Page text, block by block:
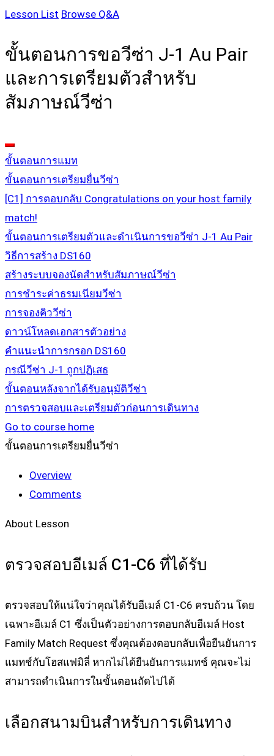
Lesson List Browse Q&A
ขั้นตอนการขอวีซ่า J-1 Au Pair
และการเตรียมตัวสำหรับ
สัมภาษณ์วีซ่า
ขั้นตอนการแมท
ขั้นตอนการเตรียมยื่นวีซ่า
[C1] การตอบกลับ Congratulations on your host family
match!
ขั้นตอนการเตรียมตัวและดำเนินการขอวีซ่า J-1 Au Pair
วิธีการสร้าง DS160
สร้างระบบจองนัดสำหรับสัมภาษณ์วีซ่า
การชำระค่าธรมเนียมวีซ่า
การจองคิววีซ่า
ดาวน์โหลดเอกสารตัวอย่าง
คำแนะนำการกรอก DS160
กรณีวีซ่า J-1 ถูกปฏิเสธ
ขั้นตอนหลังจากได้รับอนุมัติวีซ่า
การตรวจสอบและเตรียมตัวก่อนการเดินทาง
Go to course home
ขั้นตอนการเตรียมยื่นวีซ่า
Overview
Comments
About Lesson
ตรวจสอบอีเมล์ C1-C6 ที่ได้รับ
ตรวจสอบให้แน่ใจว่าคุณได้รับอีเมล์ C1-C6 ครบถ้วน โดย
เฉพาะอีเมล์ C1 ซึ่งเป็นตัวอย่างการตอบกลับอีเมล์ Host
Family Match Request ซึ่งคุณต้องตอบกลับเพื่อยืนยันการ
แมทช์กับโฮสแฟมิลี่ หากไม่ได้ยืนยันการแมทช์ คุณจะไม่
สามารถดำเนินการในขั้นตอนถัดไปได้
เลือกสนามบินสำหรับการเดินทาง